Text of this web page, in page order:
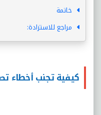
خاتمة
مراجع للاستزادة:
كيفية تجنب أخطاء